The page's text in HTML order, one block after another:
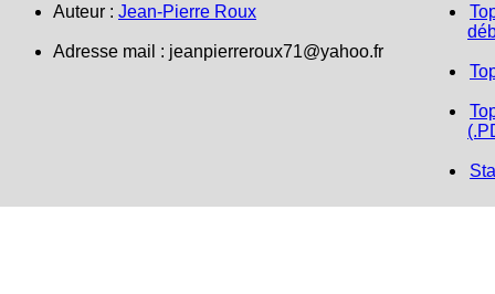
Auteur : Jean-Pierre Roux
Adresse mail : jeanpierreroux71@yahoo.fr